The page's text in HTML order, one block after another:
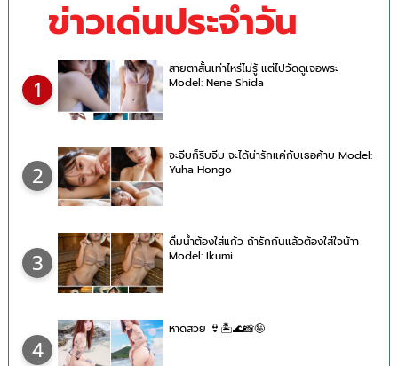
ข่าวเด่นประจำวัน
1
สายตาสั้นเท่าไหร่ไม่รู้ แต่ไปวัดดูเจอพระ
Model: Nene Shida
2
จะจีบก็รีบจีบ จะได้น่ารักแค่กับเธอค้าบ Model:
Yuha Hongo
3
ดื่มน้ำต้องใส่แก้ว ถ้ารักกันแล้วต้องใส่ใจน้าา
Model: Ikumi
4
หาดสวย 👙🏝🌊📸🤪